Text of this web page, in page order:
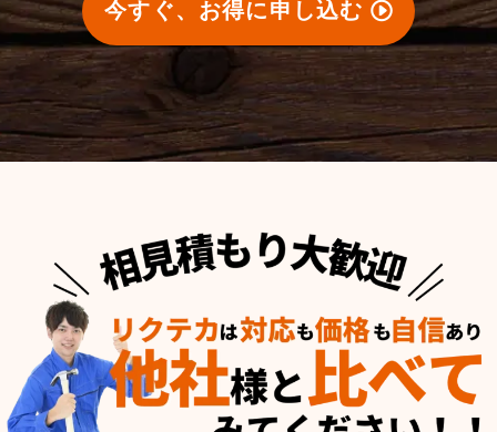
今すぐ、お得に申し込む